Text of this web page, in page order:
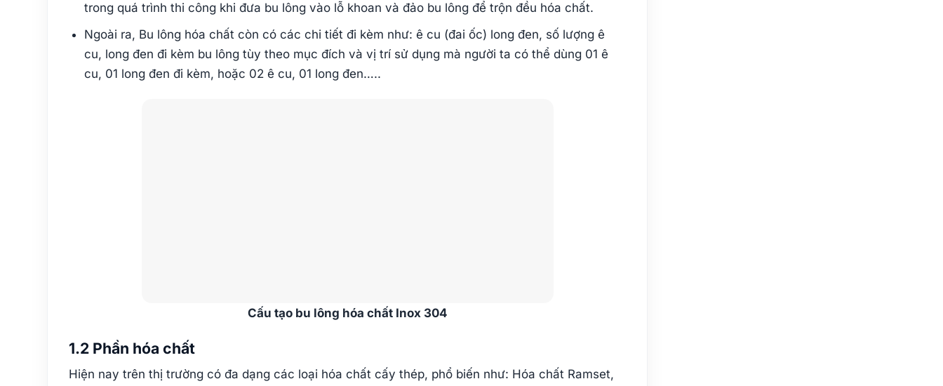
trong quá trình thi công khi đưa bu lông vào lỗ khoan và đảo bu lông để trộn đều hóa chất.
Ngoài ra, Bu lông hóa chất còn có các chi tiết đi kèm như: ê cu (đai ốc) long đen, số lượng ê
cu, long đen đi kèm bu lông tùy theo mục đích và vị trí sử dụng mà người ta có thể dùng 01 ê
cu, 01 long đen đi kèm, hoặc 02 ê cu, 01 long đen…..
Cấu tạo bu lông hóa chất Inox 304
1.2 Phần hóa chất
Hiện nay trên thị trường có đa dạng các loại hóa chất cấy thép, phổ biến như: Hóa chất Ramset,